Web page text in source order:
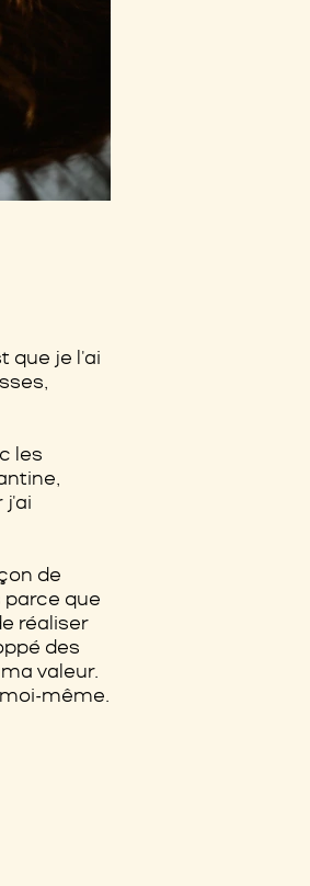
que je l'ai
les
j'ai
de
parce que
réaliser
des
valeur.
même.